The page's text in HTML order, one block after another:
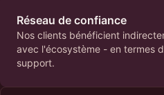
Réseau de confiance
Nos clients bénéficient
avec l'écosystème - en termes
support.